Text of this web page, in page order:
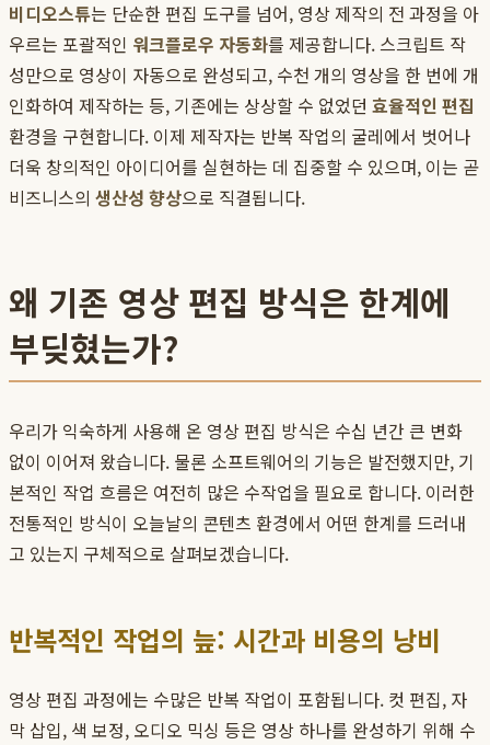
비디오스튜는 단순한 편집 도구를 넘어, 영상 제작의 전 과정을 아
우르는 포괄적인 워크플로우 자동화를 제공합니다. 스크립트 작
성만으로 영상이 자동으로 완성되고, 수천 개의 영상을 한 번에 개
인화하여 제작하는 등, 기존에는 상상할 수 없었던 효율적인 편집
환경을 구현합니다. 이제 제작자는 반복 작업의 굴레에서 벗어나
더욱 창의적인 아이디어를 실현하는 데 집중할 수 있으며, 이는 곧
비즈니스의 생산성 향상으로 직결됩니다.
왜 기존 영상 편집 방식은 한계에
부딪혔는가?
우리가 익숙하게 사용해 온 영상 편집 방식은 수십 년간 큰 변화
없이 이어져 왔습니다. 물론 소프트웨어의 기능은 발전했지만, 기
본적인 작업 흐름은 여전히 많은 수작업을 필요로 합니다. 이러한
전통적인 방식이 오늘날의 콘텐츠 환경에서 어떤 한계를 드러내
고 있는지 구체적으로 살펴보겠습니다.
반복적인 작업의 늪: 시간과 비용의 낭비
영상 편집 과정에는 수많은 반복 작업이 포함됩니다. 컷 편집, 자
막 삽입, 색 보정, 오디오 믹싱 등은 영상 하나를 완성하기 위해 수